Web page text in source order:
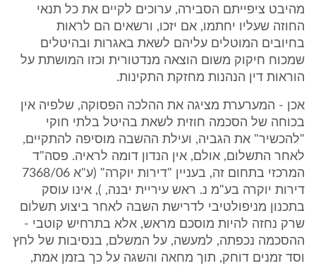
מהיבט ציפייתם הסבירה, ערוכים לקיים את כל תנאי
החוזה שעליו יחתמו, אם יזכו, ורשאים הם לראות
בחיובים המוטלים עליהם לשאת באגרות ובהיטלים
שמכוח חיקוק משום הוצאה מנדטורית וכזו המושתת על
הוראות דין הנהנות מחזקת התקינות.
אכן - המערערת מציגה את ההלכה הפסוקה, שלפיה אין
בכוחה של הסכמה חוזית לשאת בהיטל בלתי חוקי
"להכשיר" את הגביה, ועילת ההשבה מוסיפה להתקיים,
לאחר התשלום, אולם, אין הנדון דומה לראיה. פסה"ד
המרכזי בתחום זה, בעניין "דירות יוקרה" (ע"א 7368/06
דירות יוקרה בע"מ נ. ראש עיריית יבנה, ), אינו עוסק
בתכנון מניפולטיבי לדרישת השבה לאחר ביצוע תשלום
שרק נחזה להיות מוסכם מראש, אלא בתרחיש קוטבי -
ההסכמה נכפתה, למעשה, על המשלם, בנסיבות של לחץ
וסד זמנים דוחק, תוך מחאה והשגה על כך בזמן אמת,